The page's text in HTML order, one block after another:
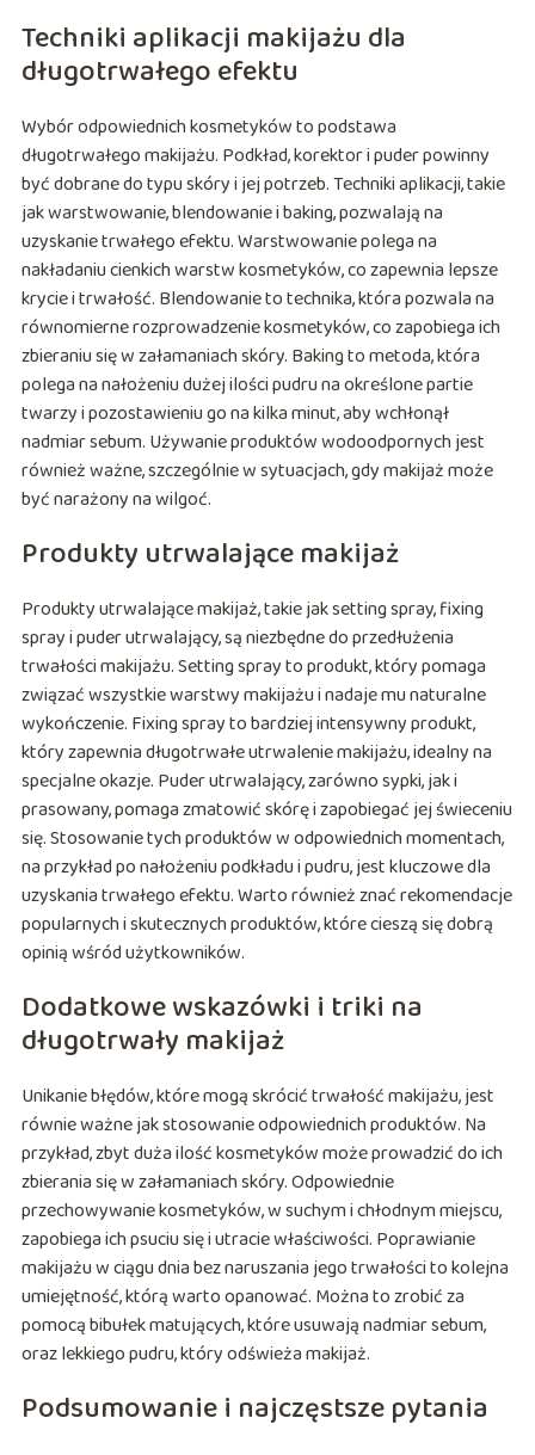
Techniki aplikacji makijażu dla
długotrwałego efektu
Wybór odpowiednich kosmetyków to podstawa
długotrwałego makijażu. Podkład, korektor i puder powinny
być dobrane do typu skóry i jej potrzeb. Techniki aplikacji, takie
jak warstwowanie, blendowanie i baking, pozwalają na
uzyskanie trwałego efektu. Warstwowanie polega na
nakładaniu cienkich warstw kosmetyków, co zapewnia lepsze
krycie i trwałość. Blendowanie to technika, która pozwala na
równomierne rozprowadzenie kosmetyków, co zapobiega ich
zbieraniu się w załamaniach skóry. Baking to metoda, która
polega na nałożeniu dużej ilości pudru na określone partie
twarzy i pozostawieniu go na kilka minut, aby wchłonął
nadmiar sebum. Używanie produktów wodoodpornych jest
również ważne, szczególnie w sytuacjach, gdy makijaż może
być narażony na wilgoć.
Produkty utrwalające makijaż
Produkty utrwalające makijaż, takie jak setting spray, fixing
spray i puder utrwalający, są niezbędne do przedłużenia
trwałości makijażu. Setting spray to produkt, który pomaga
związać wszystkie warstwy makijażu i nadaje mu naturalne
wykończenie. Fixing spray to bardziej intensywny produkt,
który zapewnia długotrwałe utrwalenie makijażu, idealny na
specjalne okazje. Puder utrwalający, zarówno sypki, jak i
prasowany, pomaga zmatowić skórę i zapobiegać jej świeceniu
się. Stosowanie tych produktów w odpowiednich momentach,
na przykład po nałożeniu podkładu i pudru, jest kluczowe dla
uzyskania trwałego efektu. Warto również znać rekomendacje
popularnych i skutecznych produktów, które cieszą się dobrą
opinią wśród użytkowników.
Dodatkowe wskazówki i triki na
długotrwały makijaż
Unikanie błędów, które mogą skrócić trwałość makijażu, jest
równie ważne jak stosowanie odpowiednich produktów. Na
przykład, zbyt duża ilość kosmetyków może prowadzić do ich
zbierania się w załamaniach skóry. Odpowiednie
przechowywanie kosmetyków, w suchym i chłodnym miejscu,
zapobiega ich psuciu się i utracie właściwości. Poprawianie
makijażu w ciągu dnia bez naruszania jego trwałości to kolejna
umiejętność, którą warto opanować. Można to zrobić za
pomocą bibułek matujących, które usuwają nadmiar sebum,
oraz lekkiego pudru, który odświeża makijaż.
Podsumowanie i najczęstsze pytania